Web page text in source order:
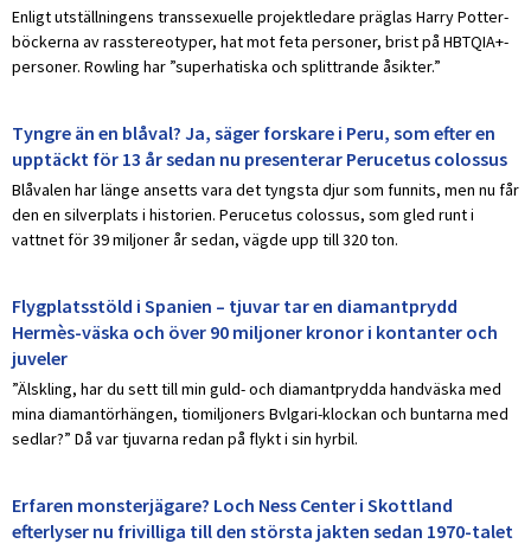
Enligt utställningens transsexuelle projektledare präglas Harry Potter-
böckerna av rasstereotyper, hat mot feta personer, brist på HBTQIA+-
personer. Rowling har ”superhatiska och splittrande åsikter.”
Tyngre än en blåval? Ja, säger forskare i Peru, som efter en
upptäckt för 13 år sedan nu presenterar Perucetus colossus
Blåvalen har länge ansetts vara det tyngsta djur som funnits, men nu får
den en silverplats i historien. Perucetus colossus, som gled runt i
vattnet för 39 miljoner år sedan, vägde upp till 320 ton.
Flygplatsstöld i Spanien – tjuvar tar en diamantprydd
Hermès-väska och över 90 miljoner kronor i kontanter och
juveler
”Älskling, har du sett till min guld- och diamantprydda handväska med
mina diamantörhängen, tiomiljoners Bvlgari-klockan och buntarna med
sedlar?” Då var tjuvarna redan på flykt i sin hyrbil.
Erfaren monsterjägare? Loch Ness Center i Skottland
efterlyser nu frivilliga till den största jakten sedan 1970-talet